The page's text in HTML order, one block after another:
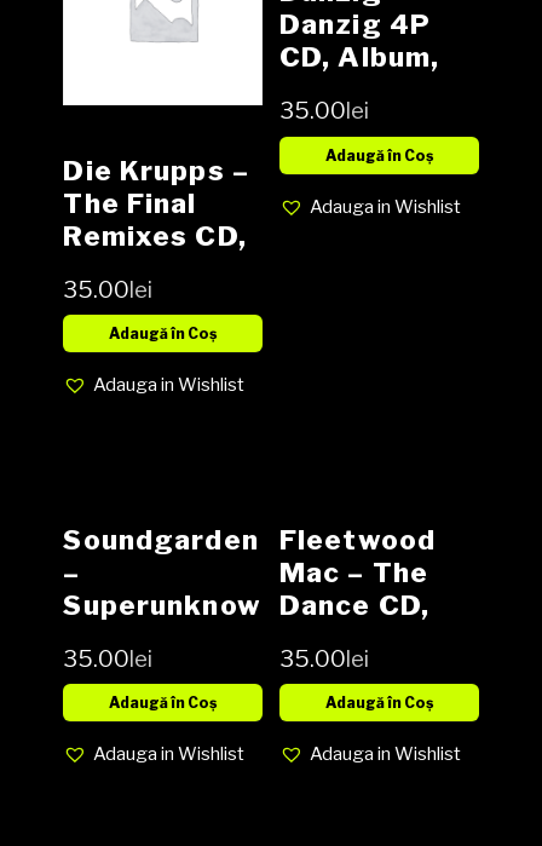
Die Krupps –
The Final
Remixes CD,
Digipak
35.00lei
Adaugă în Coș
Adauga in Wishlist
Danzig 4P
CD, Album,
35.00lei
Adaugă în Coș
Adauga in Wishlist
Soundgarden
–
Superunknow
35.00lei
Adaugă în Coș
Adauga in Wishlist
Fleetwood
Mac – The
Dance CD,
35.00lei
Adaugă în Coș
Adauga in Wishlist